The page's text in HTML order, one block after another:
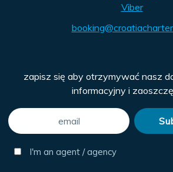
Viber
zapisz się aby otrzymywać nasz
informacyjny i
I'm an agent / agency